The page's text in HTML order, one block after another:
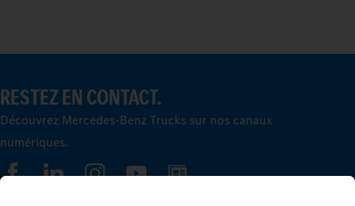
RESTEZ EN CONTACT.
Découvrez Mercedes-Benz Trucks sur nos canaux
numériques.